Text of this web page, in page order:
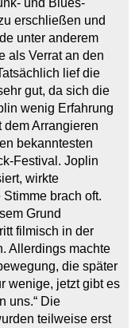
und Blues-
erschließen und
unter anderem
als Verrat an den
lief die
gut, da sich die
wenig Erfahrung
Arrangieren
bekanntesten
Festival. Joplin
wirkte
brach oft.
Grund
filmisch in der
Allerdings machte
die später
wenige, jetzt gibt es
uns.“ Die
teilweise erst